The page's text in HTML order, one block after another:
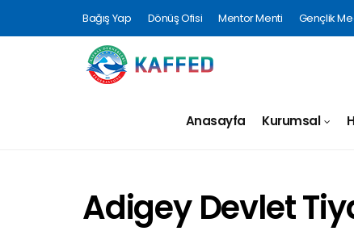
Bağış Yap Dönüş Ofisi Mentor Menti Gençlik
Anasayfa Kurumsal
Adigey Devlet